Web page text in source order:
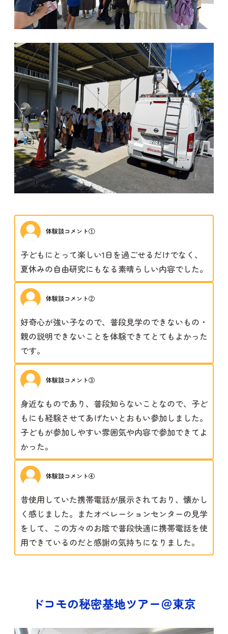
体験談コメント①
子どもにとって楽しい1日を過ごせるだけでなく、
夏休みの自由研究にもなる素晴らしい内容でした。
体験談コメント②
好奇心が強い子なので、普段見学のできないもの・
親の説明できないことを体験できてとてもよかった
です。
体験談コメント③
身近なものであり、普段知らないことなので、子ど
もにも経験させてあげたいとおもい参加しました。
子どもが参加しやすい雰囲気や内容で参加できてよ
かった。
体験談コメント④
昔使用していた携帯電話が展示されており、懐かし
く感じました。またオペレーションセンターの見学
をして、この方々のお陰で普段快適に携帯電話を使
用できているのだと感謝の気持ちになりました。
ドコモの秘密基地ツアー＠東京